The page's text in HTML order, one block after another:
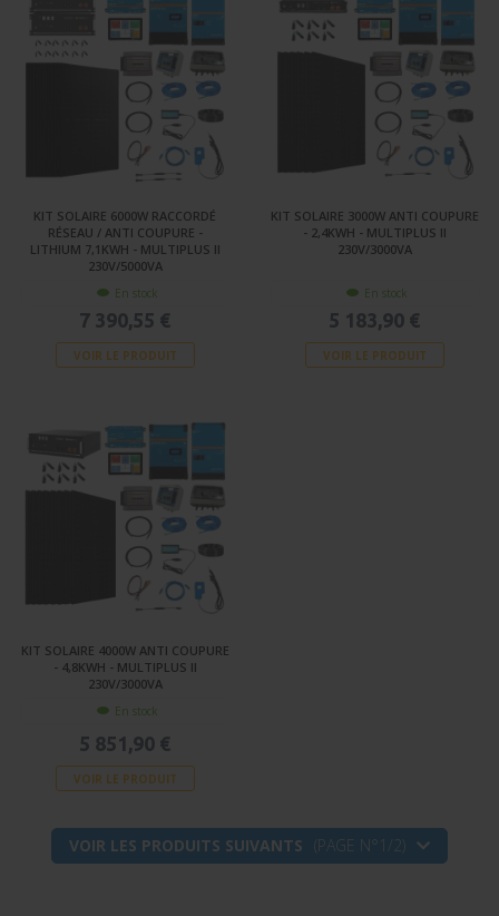
KIT SOLAIRE 6000W RACCORDÉ
RÉSEAU / ANTI COUPURE -
LITHIUM 7,1KWH - MULTIPLUS II
230V/5000VA
En stock
7 390,55 €
VOIR LE PRODUIT
KIT SOLAIRE 3000W ANTI COUPURE
- 2,4KWH - MULTIPLUS II
230V/3000VA
En stock
5 183,90 €
VOIR LE PRODUIT
KIT SOLAIRE 4000W ANTI COUPURE
- 4,8KWH - MULTIPLUS II
230V/3000VA
En stock
5 851,90 €
VOIR LE PRODUIT
VOIR LES PRODUITS SUIVANTS (PAGE N°1/2)